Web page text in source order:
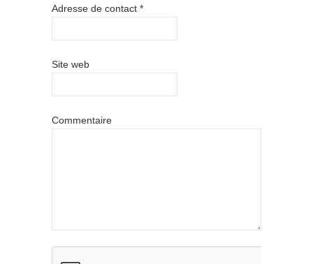
Adresse de contact *
Site web
Commentaire